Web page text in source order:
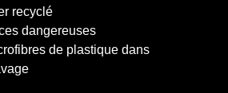
recyclé
dangereuses
de plastique dans